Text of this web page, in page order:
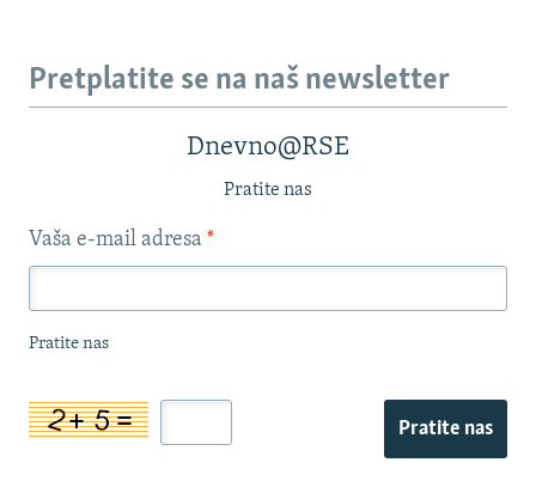
Pretplatite se na naš newsletter
Dnevno@RSE
Pratite nas
Vaša e-mail adresa *
Pratite nas
Pratite nas